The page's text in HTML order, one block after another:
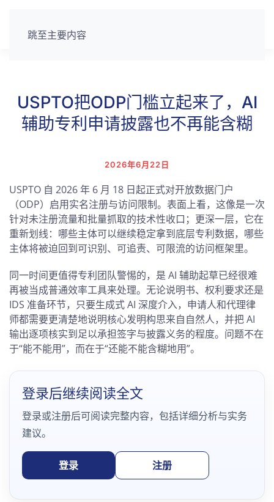
跳至主要内容
USPTO把ODP门槛立起来了，AI
辅助专利申请披露也不再能含糊
2026年6月22日
USPTO 自 2026 年 6 月 18 日起正式对开放数据门户
（ODP）启用实名注册与访问限制。表面上看，这像是一次
针对未注册流量和批量抓取的技术性收口；更深一层，它在
重新划线：哪些主体可以继续稳定拿到底层专利数据，哪些
主体将被迫回到可识别、可追责、可限流的访问框架里。
同一时间更值得专利团队警惕的，是 AI 辅助起草已经很难
再被当成普通效率工具来处理。无论说明书、权利要求还是
IDS 准备环节，只要生成式 AI 深度介入，申请人和代理律
师都需要更清楚地说明核心发明构思来自自然人，并把 AI
输出逐项核实到足以承担签字与披露义务的程度。问题不在
于“能不能用”，而在于“还能不能含糊地用”。
登录后继续阅读全文
登录或注册后可阅读完整内容，包括详细分析与实务
建议。
登录 注册